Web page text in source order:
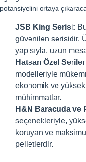
potansiyelini ortaya
JSB King Serisi:
güvenilen serisidir.
yapısıyla, uzun
Hatsan Özel
modelleriyle
ekonomik ve
mühimmatlar.
H&N Baracuda ve
seçenekleriyle,
koruyan ve
pelletlerdir.